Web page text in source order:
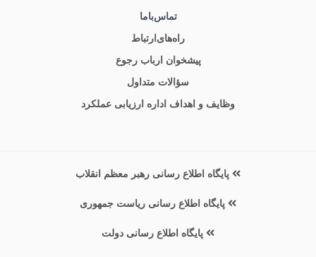
تماس‌باما
راه‌های‌ارتباط
پیشخوان ارباب رجوع
سؤالات متداول
وظایف و اهداف اداره ارزیابی عملکرد
پایگاه اطلاع رسانی رهبر معظم انقلاب
پایگاه اطلاع رسانی ریاست جمهوری
پایگاه اطلاع رسانی دولت